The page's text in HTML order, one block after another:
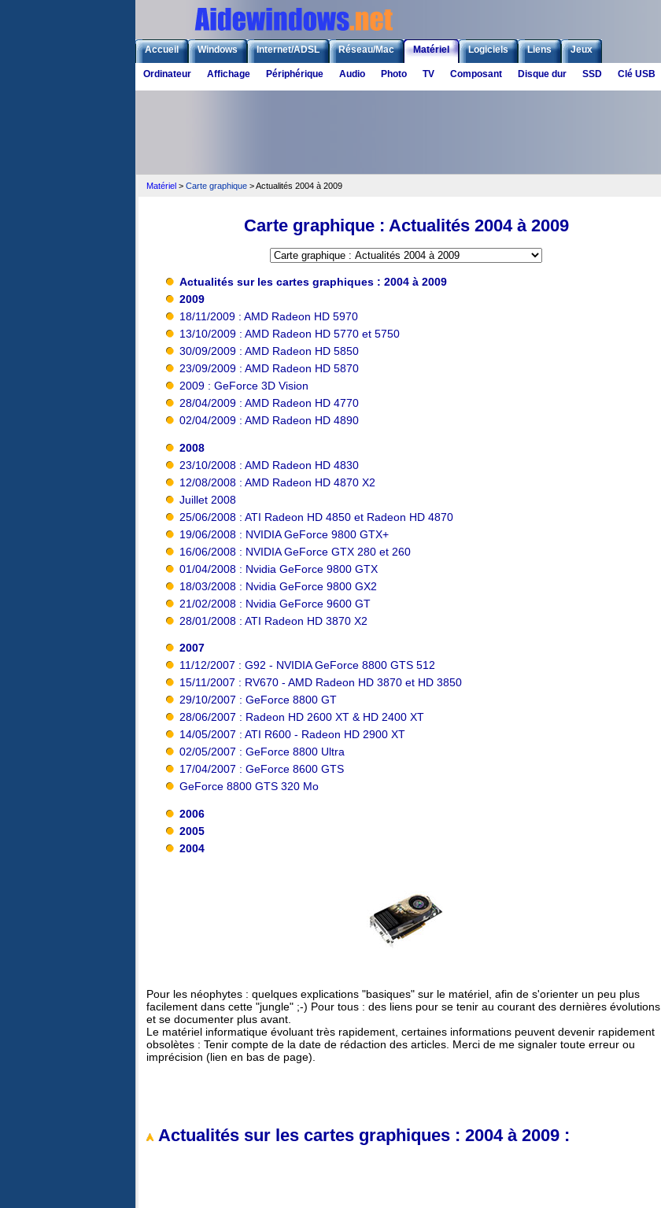
Accueil Windows Internet/ADSL Réseau/Mac Matériel Logiciels Liens Jeux
Ordinateur Affichage Périphérique Audio Photo TV Composant Disque dur SSD Clé USB
Matériel > Carte graphique > Actualités 2004 à 2009
Carte graphique : Actualités 2004 à 2009
Actualités sur les cartes graphiques : 2004 à 2009
2009
18/11/2009 : AMD Radeon HD 5970
13/10/2009 : AMD Radeon HD 5770 et 5750
30/09/2009 : AMD Radeon HD 5850
23/09/2009 : AMD Radeon HD 5870
2009 : GeForce 3D Vision
28/04/2009 : AMD Radeon HD 4770
02/04/2009 : AMD Radeon HD 4890
2008
23/10/2008 : AMD Radeon HD 4830
12/08/2008 : AMD Radeon HD 4870 X2
Juillet 2008
25/06/2008 : ATI Radeon HD 4850 et Radeon HD 4870
19/06/2008 : NVIDIA GeForce 9800 GTX+
16/06/2008 : NVIDIA GeForce GTX 280 et 260
01/04/2008 : Nvidia GeForce 9800 GTX
18/03/2008 : Nvidia GeForce 9800 GX2
21/02/2008 : Nvidia GeForce 9600 GT
28/01/2008 : ATI Radeon HD 3870 X2
2007
11/12/2007 : G92 - NVIDIA GeForce 8800 GTS 512
15/11/2007 : RV670 - AMD Radeon HD 3870 et HD 3850
29/10/2007 : GeForce 8800 GT
28/06/2007 : Radeon HD 2600 XT & HD 2400 XT
14/05/2007 : ATI R600 - Radeon HD 2900 XT
02/05/2007 : GeForce 8800 Ultra
17/04/2007 : GeForce 8600 GTS
GeForce 8800 GTS 320 Mo
2006
2005
2004
Pour les néophytes : quelques explications "basiques" sur le matériel, afin de s'orienter un peu plus
facilement dans cette "jungle" ;-) Pour tous : des liens pour se tenir au courant des dernières évolutions
et se documenter plus avant.
Le matériel informatique évoluant très rapidement, certaines informations peuvent devenir rapidement
obsolètes : Tenir compte de la date de rédaction des articles. Merci de me signaler toute erreur ou
imprécision (lien en bas de page).
Actualités sur les cartes graphiques : 2004 à 2009 :